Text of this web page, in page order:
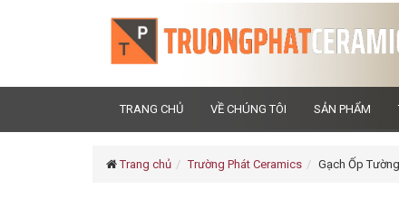
TRANG CHỦ VỀ CHÚNG TÔI SẢN PHẨM
Trang chủ Trường Phát Ceramics Gạch Ốp